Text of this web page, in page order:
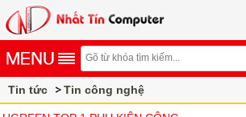
Tin tức
Tin công nghệ